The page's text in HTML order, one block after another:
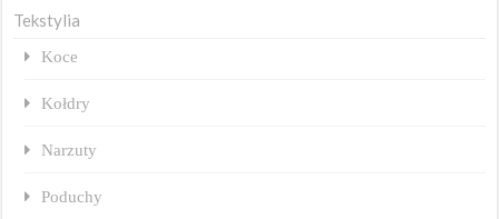
Tekstylia
Koce
Kołdry
Narzuty
Poduchy